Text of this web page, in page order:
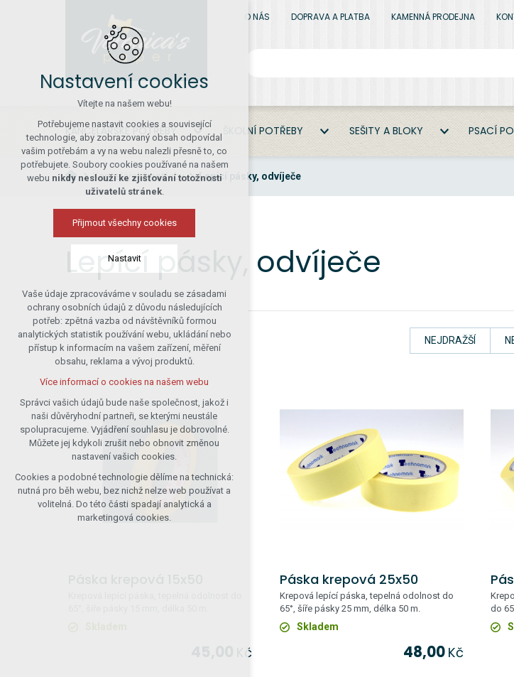
O NÁS DOPRAVA A PLATBA KAMENNÁ PRODEJNA
KANCELÁŘSKÉ POTŘEBY ŠKOLNÍ POTŘEBY SEŠITY A BLOKY PSACÍ
Kancelářské potřeby Lepící pásky, odvíječe
Lepící pásky, odvíječe
NEJDRAŽŠÍ
Kč
Páska krepová 25x50
Krepová lepící páska, tepelná odolnost do
65°, šíře pásky 25 mm, délka 50 m.
Skladem
48,00 Kč
do
Nastavení cookies
Vítejte na našem webu!
Potřebujeme nastavit cookies a související
technologie, aby zobrazovaný obsah odpovídal
vašim potřebám a vy na webu nalezli přesně to, co
potřebujete. Soubory cookies používané na našem
webu nikdy neslouží ke zjišťování totožnosti
uživatelů stránek.
Přijmout všechny cookies
Nastavit
Technická cookies
nutná pro provozování webu
udržení kontextu stránek (session):
případná přihlášení, volby jazyka, apod.
Volitelná cookies
analytická pro anonymizované
vyhodnocení návštěvnosti
marketingová cookies (Google)
Více informací o cookies na našem webu
Přijmout všechny cookies
Odmítnout vše
Vaše údaje zpracováváme v souladu se zásadami
ochrany osobních údajů z důvodu následujících
potřeb: zpětná vazba od návštěvníků formou
analytických statistik používání webu, ukládání nebo
přístup k informacím na vašem zařízení, měření
obsahu, reklama a vývoj produktů.
Více informací o cookies na našem webu
Správci vašich údajů bude naše společnost, jakož i
naši důvěryhodní partneři, se kterými neustále
spolupracujeme. Vyjádření souhlasu je dobrovolné.
Můžete jej kdykoli zrušit nebo obnovit změnou
nastavení vašich cookies.
Cookies a podobné technologie dělíme na technická:
nutná pro běh webu, bez nichž nelze web používat a
volitelná. Do této části spadají analytická a
marketingová cookies.